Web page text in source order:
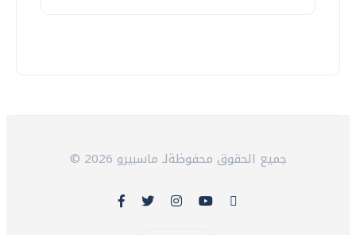
© 2026 جميع الحقوق محفوظةلـ ماسبيرو